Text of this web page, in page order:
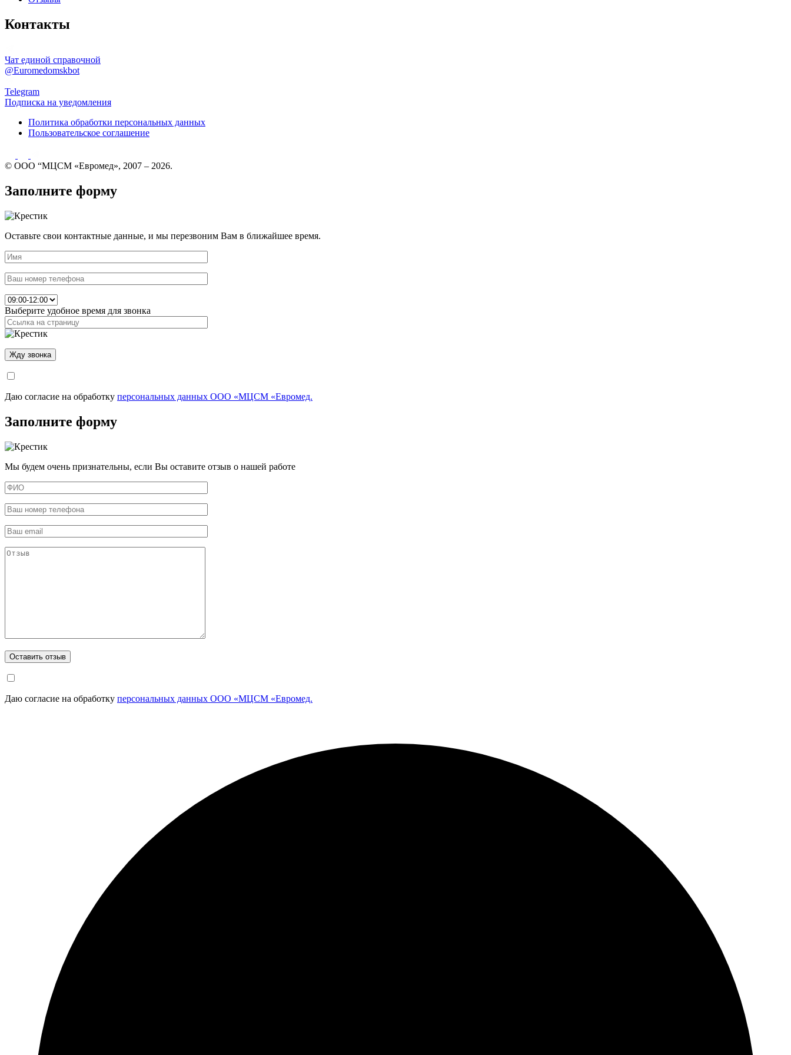
Контакты
Чат единой справочной
@Euromedomskbot
Telegram
Подписка на уведомления
Политика обработки персональных данных
Пользовательское соглашение
© ООО “МЦСМ «Евромед», 2007 – 2026.
Заполните форму
Оставьте свои контактные данные, и мы перезвоним Вам в ближайшее время.
Выберите удобное время для звонка
Даю согласие на обработку персональных данных ООО «МЦСМ «Евромед.
Заполните форму
Мы будем очень признательны, если Вы оставите отзыв о нашей работе
Даю согласие на обработку персональных данных ООО «МЦСМ «Евромед.